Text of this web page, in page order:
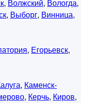
, Волжский, Вологда,
, Выборг, Винница,
, Егорьевск,
, Каменск-
, Керчь, Киров,